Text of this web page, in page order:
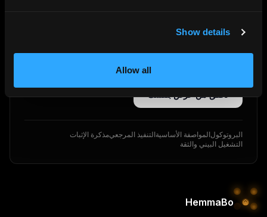
Show details
Allow all
لا تثق. تحقّق.
بنفسه. إعلان على منصة وساطة لا يمكنه إثبات ذلك.
البروتوكولالمواصفة الأساسيةالتنفيذ المرجعيمذكرة الإثبات
التشغيل البيني والثقة
HemmaBo